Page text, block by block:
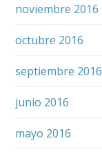
noviembre 2016
octubre 2016
septiembre 2016
junio 2016
mayo 2016